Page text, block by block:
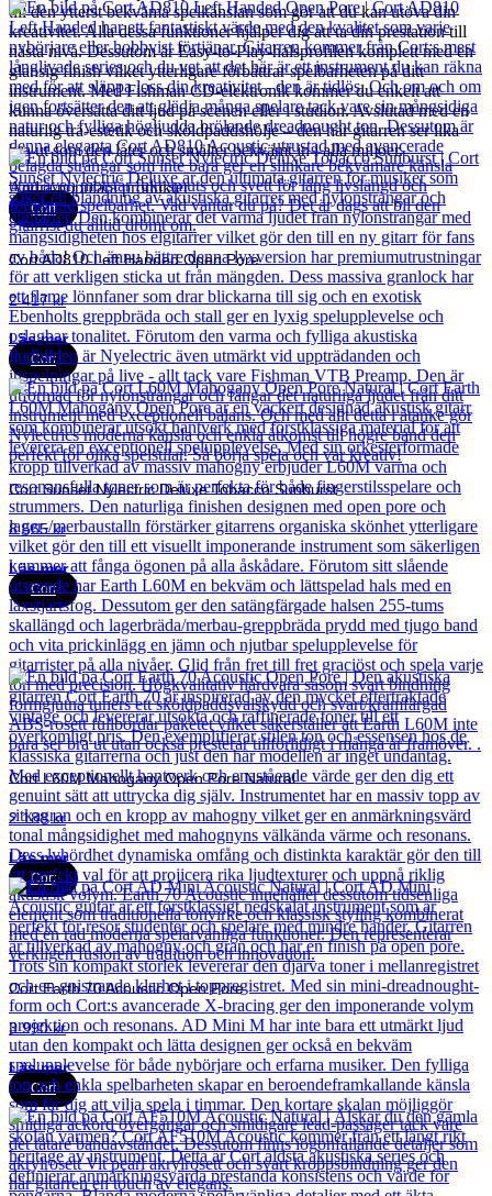
till den ytterst bekväma spelkänslan som gör att du kan utöva din
kreativitet. Alla dessa funktioner hjälper dig att ta din prestation till
nästa nivå. Dessutom är Easy-to-Play-halsprofilen komplett med en
glansig finish vilket ytterligare förbättrar spelbarheten på ditt
instrument. Med Fishman CD-elektronik kommer du enkelt att
kunna översätta ditt ljud på scenen eller i studion. Avslutad med en
naturlig trä-estetik och sköldpaddshölje – den här gitarren ser lika
bra ut som den låter och smälter bekvämt in i alla miljöer.
Andra populära produkter
Cort
Cort AD810 Left Handed Open Pore
2 417kr
Läs mer
Cort
Cort Sunset Nylectric Deluxe Tobacco Sunburst
8 565kr
Läs mer
Cort
Cort L60M Mahogany Open Pore Natural
2 188kr
Läs mer
Cort
Cort Earth 70 Acoustic Open Pore
3 990kr
Läs mer
Cort